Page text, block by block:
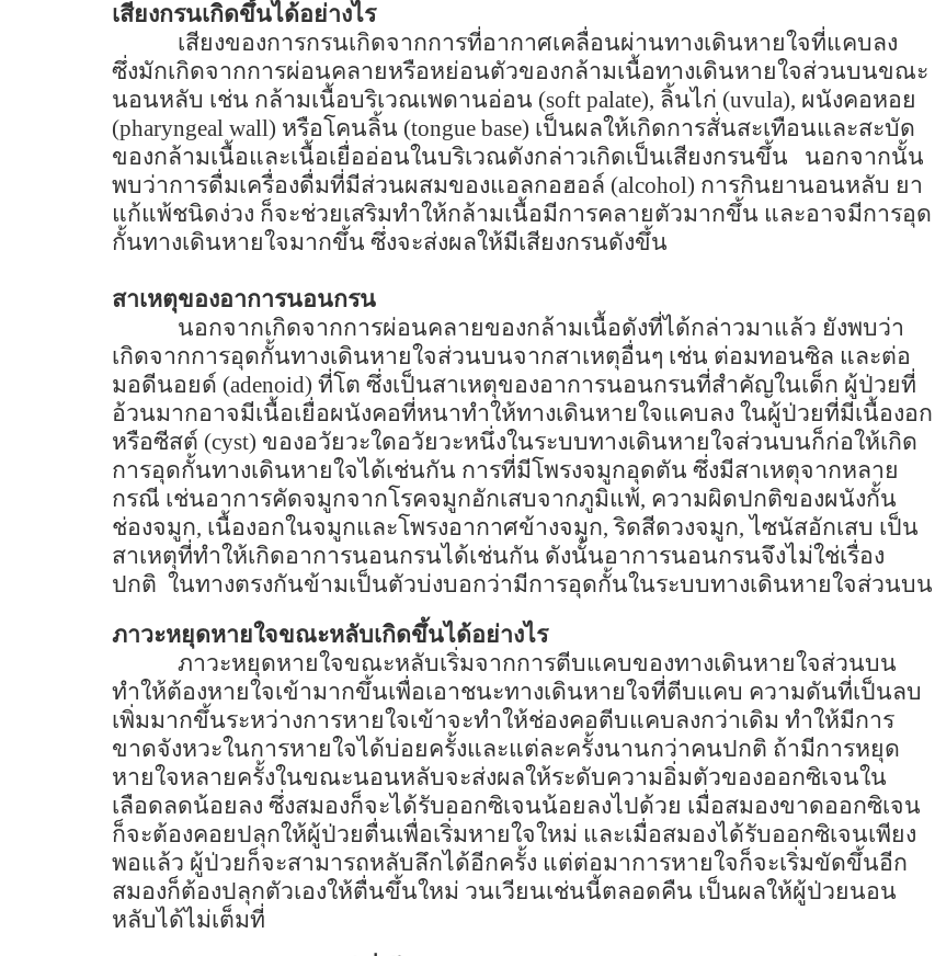
เสียงกรนเกิดขึ้นได้อย่างไร
เสียงของการกรนเกิดจากการที่อากาศเคลื่อนผ่านทางเดินหายใจที่แคบลง
ซึ่งมักเกิดจากการผ่อนคลายหรือหย่อนตัวของกล้ามเนื้อทางเดินหายใจส่วนบนขณะ
นอนหลับ เช่น กล้ามเนื้อบริเวณเพดานอ่อน (soft palate), ลิ้นไก่ (uvula), ผนังคอหอย
(pharyngeal wall) หรือโคนลิ้น (tongue base) เป็นผลให้เกิดการสั่นสะเทือนและสะบัด
ของกล้ามเนื้อและเนื้อเยื่ออ่อนในบริเวณดังกล่าวเกิดเป็นเสียงกรนขึ้น
นอกจากนั้น
พบว่าการดื่มเครื่องดื่มที่มีส่วนผสมของแอลกอฮอล์ (alcohol) การกินยานอนหลับ ยา
แก้แพ้ชนิดง่วง ก็จะช่วยเสริมทำให้กล้ามเนื้อมีการคลายตัวมากขึ้น และอาจมีการอุด
กั้นทางเดินหายใจมากขึ้น ซึ่งจะส่งผลให้มีเสียงกรนดังขึ้น
สาเหตุของอาการนอนกรน
นอกจากเกิดจากการผ่อนคลายของกล้ามเนื้อดังที่ได้กล่าวมาแล้ว ยังพบว่า
เกิดจากการอุดกั้นทางเดินหายใจส่วนบนจากสาเหตุอื่นๆ เช่น ต่อมทอนซิล และต่อ
มอดีนอยด์ (adenoid) ที่โต ซึ่งเป็นสาเหตุของอาการนอนกรนที่สำคัญในเด็ก ผู้ป่วยที่
อ้วนมากอาจมีเนื้อเยื่อผนังคอที่หนาทำให้ทางเดินหายใจแคบลง ในผู้ป่วยที่มีเนื้องอก
หรือซีสต์ (cyst) ของอวัยวะใดอวัยวะหนึ่งในระบบทางเดินหายใจส่วนบนก็ก่อให้เกิด
การอุดกั้นทางเดินหายใจได้เช่นกัน การที่มีโพรงจมูกอุดตัน ซึ่งมีสาเหตุจากหลาย
กรณี เช่นอาการคัดจมูกจากโรคจมูกอักเสบจากภูมิแพ้, ความผิดปกติของผนังกั้น
ช่องจมูก, เนื้องอกในจมูกและโพรงอากาศข้างจมูก,ริดสีดวงจมูก,ไซนัสอักเสบ เป็น
สาเหตุที่ทำให้เกิดอาการนอนกรนได้เช่นกัน ดังนั้นอาการนอนกรนจึงไม่ใช่เรื่อง
ปกติ ในทางตรงกันข้ามเป็นตัวบ่งบอกว่ามีการอุดกั้นในระบบทางเดินหายใจส่วนบน
ภาวะหยุดหายใจขณะหลับเกิดขึ้นได้อย่างไร
ภาวะหยุดหายใจขณะหลับเริ่มจากการตีบแคบของทางเดินหายใจส่วนบน
ทำให้ต้องหายใจเข้ามากขึ้นเพื่อเอาชนะทางเดินหายใจที่ตีบแคบ ความดันที่เป็นลบ
เพิ่มมากขึ้นระหว่างการหายใจเข้าจะทำให้ช่องคอตีบแคบลงกว่าเดิม ทำให้มีการ
ขาดจังหวะในการหายใจได้บ่อยครั้งและแต่ละครั้งนานกว่าคนปกติ ถ้ามีการหยุด
หายใจหลายครั้งในขณะนอนหลับจะส่งผลให้ระดับความอิ่มตัวของออกซิเจนใน
เลือดลดน้อยลง ซึ่งสมองก็จะได้รับออกซิเจนน้อยลงไปด้วย เมื่อสมองขาดออกซิเจน
ก็จะต้องคอยปลุกให้ผู้ป่วยตื่นเพื่อเริ่มหายใจใหม่ และเมื่อสมองได้รับออกซิเจนเพียง
พอแล้ว ผู้ป่วยก็จะสามารถหลับลึกได้อีกครั้ง แต่ต่อมาการหายใจก็จะเริ่มขัดขึ้นอีก
สมองก็ต้องปลุกตัวเองให้ตื่นขึ้นใหม่ วนเวียนเช่นนี้ตลอดคืน เป็นผลให้ผู้ป่วยนอน
หลับได้ไม่เต็มที่